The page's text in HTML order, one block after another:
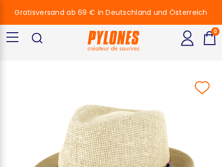
Gratisversand ab 69 € in Deutschland und Österreich
0